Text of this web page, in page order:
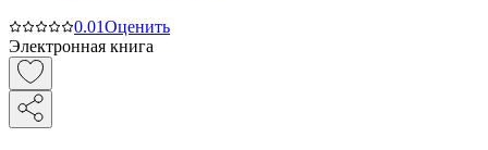
0.01Оценить
Электронная книга